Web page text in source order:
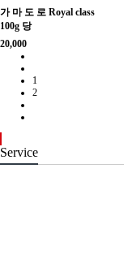
가 마 도 로 Royal class
100g 당
20,000
1
2
Service